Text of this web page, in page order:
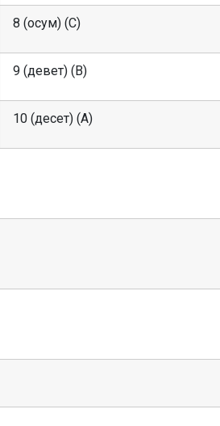
8 (осум) (C)
9 (девет) (B)
10 (десет) (A)